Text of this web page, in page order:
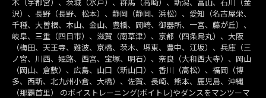
沢）、長野（長野、松本）、静岡（静岡、浜松）、愛知（名古屋栄、
千種、大曽根、本山、金山、豊橋、岡崎、御器所、一宮、藤が丘）、
岐阜、三重（四日市）、滋賀（南草津）、京都（四条烏丸）、大阪
（梅田、天王寺、難波、京橋、茨木、堺東、豊中、江坂）、兵庫（三
ノ宮、川西、姫路、西宮、宝塚、明石）、奈良（大和西大寺）、岡山
（岡山、倉敷）、広島、山口（新山口）、香川（高松）、福岡（博
多、西新、北九州小倉、大橋）、佐賀、長崎、熊本、鹿児島、沖縄
（那覇首里） のボイストレーニング(ボイトレ)やダンスをマンツーマ